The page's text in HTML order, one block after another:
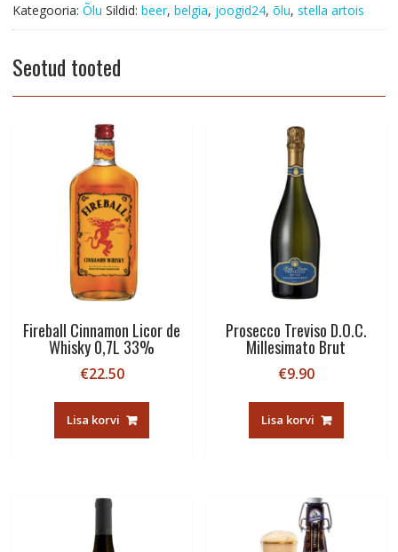
Kategooria: Õlu Sildid: beer, belgia, joogid24, õlu, stella artois
Seotud tooted
Fireball Cinnamon Licor de
Whisky 0,7L 33%
€22.50
Lisa korvi
Prosecco Treviso D.O.C.
Millesimato Brut
€9.90
Lisa korvi